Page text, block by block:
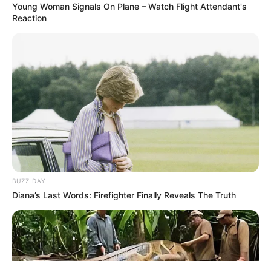
EDNA MARIA UCHÔA DE SOUZA LIRA há 13 anos
PARAÍBA,COMERCIANTE DO RAMO DE
COMBUSTÍVEIS EM BR QUE LIGA VÁRIOS ESTADOS
DO NORDESTE.CIENTE DA LUCRATIVIDADE
OFERECIDA PELO ARTESANATO AO TURISTA
ESPECIALMENTE, EM LOJAS DE CONVENIÊNCIA DE
POSTO DE GASOLINA EM BR, ESTAMOS, EU E MEU
CONSORCIADO MARIDO, CONSTRUINDO 6
LOJAS:SENDO QUE AS 5 LOJAS É PARA CADA UM
DOS MEUS FILHOS E (01)UMA P/DIVIDIR COM MEU
REVISTA, VEM ME DISPERTANDO IDÉIAS
MARAVILHOSAS.
Young Woman Signals On Plane – Watch Flight Attendant's
Reaction
BUZZ DAY
Diana’s Last Words: Firefighter Finally Reveals The Truth